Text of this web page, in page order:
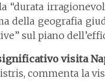
“durata
della geografia
sul piano
visita
commenta la